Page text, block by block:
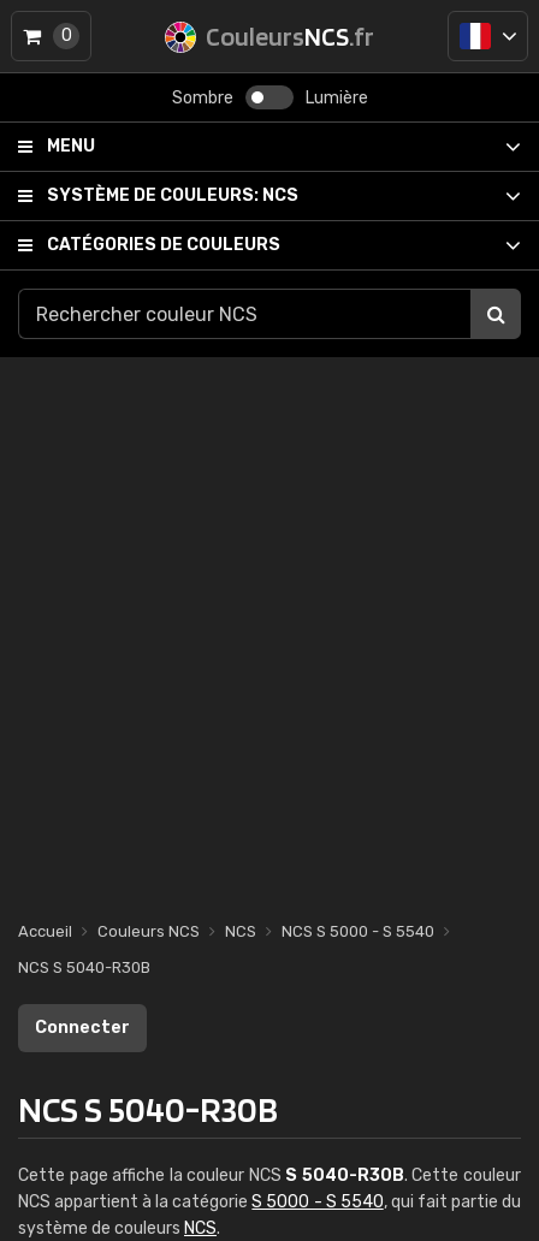
CouleursNCS.fr
Sombre Lumière
MENU
SYSTÈME DE COULEURS: NCS
CATÉGORIES DE COULEURS
0
Accueil Couleurs NCS NCS
NCS S 5000 - S 5540
NCS S 5040-R30B
Connecter
NCS S 5040-R30B
Cette page affiche la couleur NCS S 5040-R30B. Cette couleur
NCS appartient à la catégorieS 5000 - S 5540, qui fait partie du
système de couleurs NCS.